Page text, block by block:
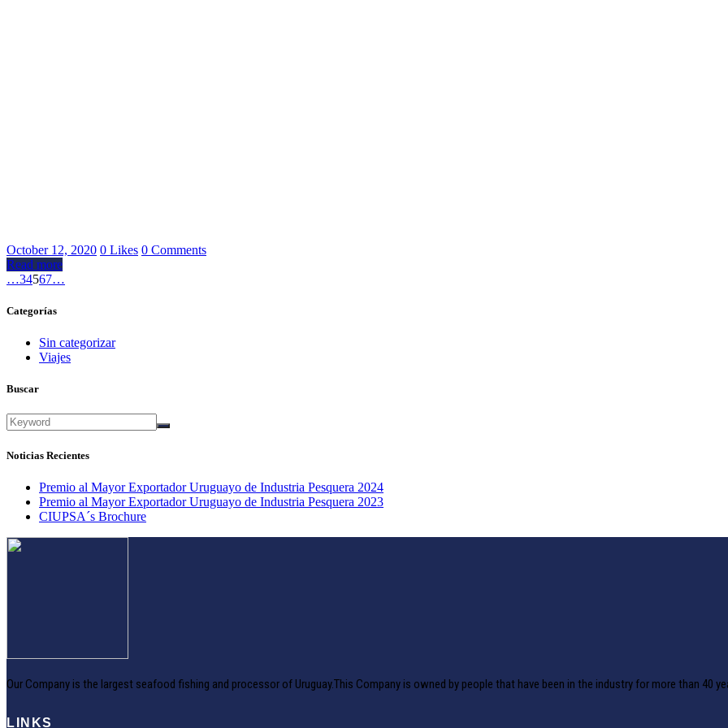
October 12, 2020 0 Likes 0 Comments
Read more
…34567…
Categorías
Sin categorizar
Viajes
Buscar
Noticias Recientes
Premio al Mayor Exportador Uruguayo de Industria Pesquera 2024
Premio al Mayor Exportador Uruguayo de Industria Pesquera 2023
CIUPSA´s Brochure
Our Company is the largest seafood fishing and processor of Uruguay.This Company is owned by people that have been in the industry for more than 40
LINKS